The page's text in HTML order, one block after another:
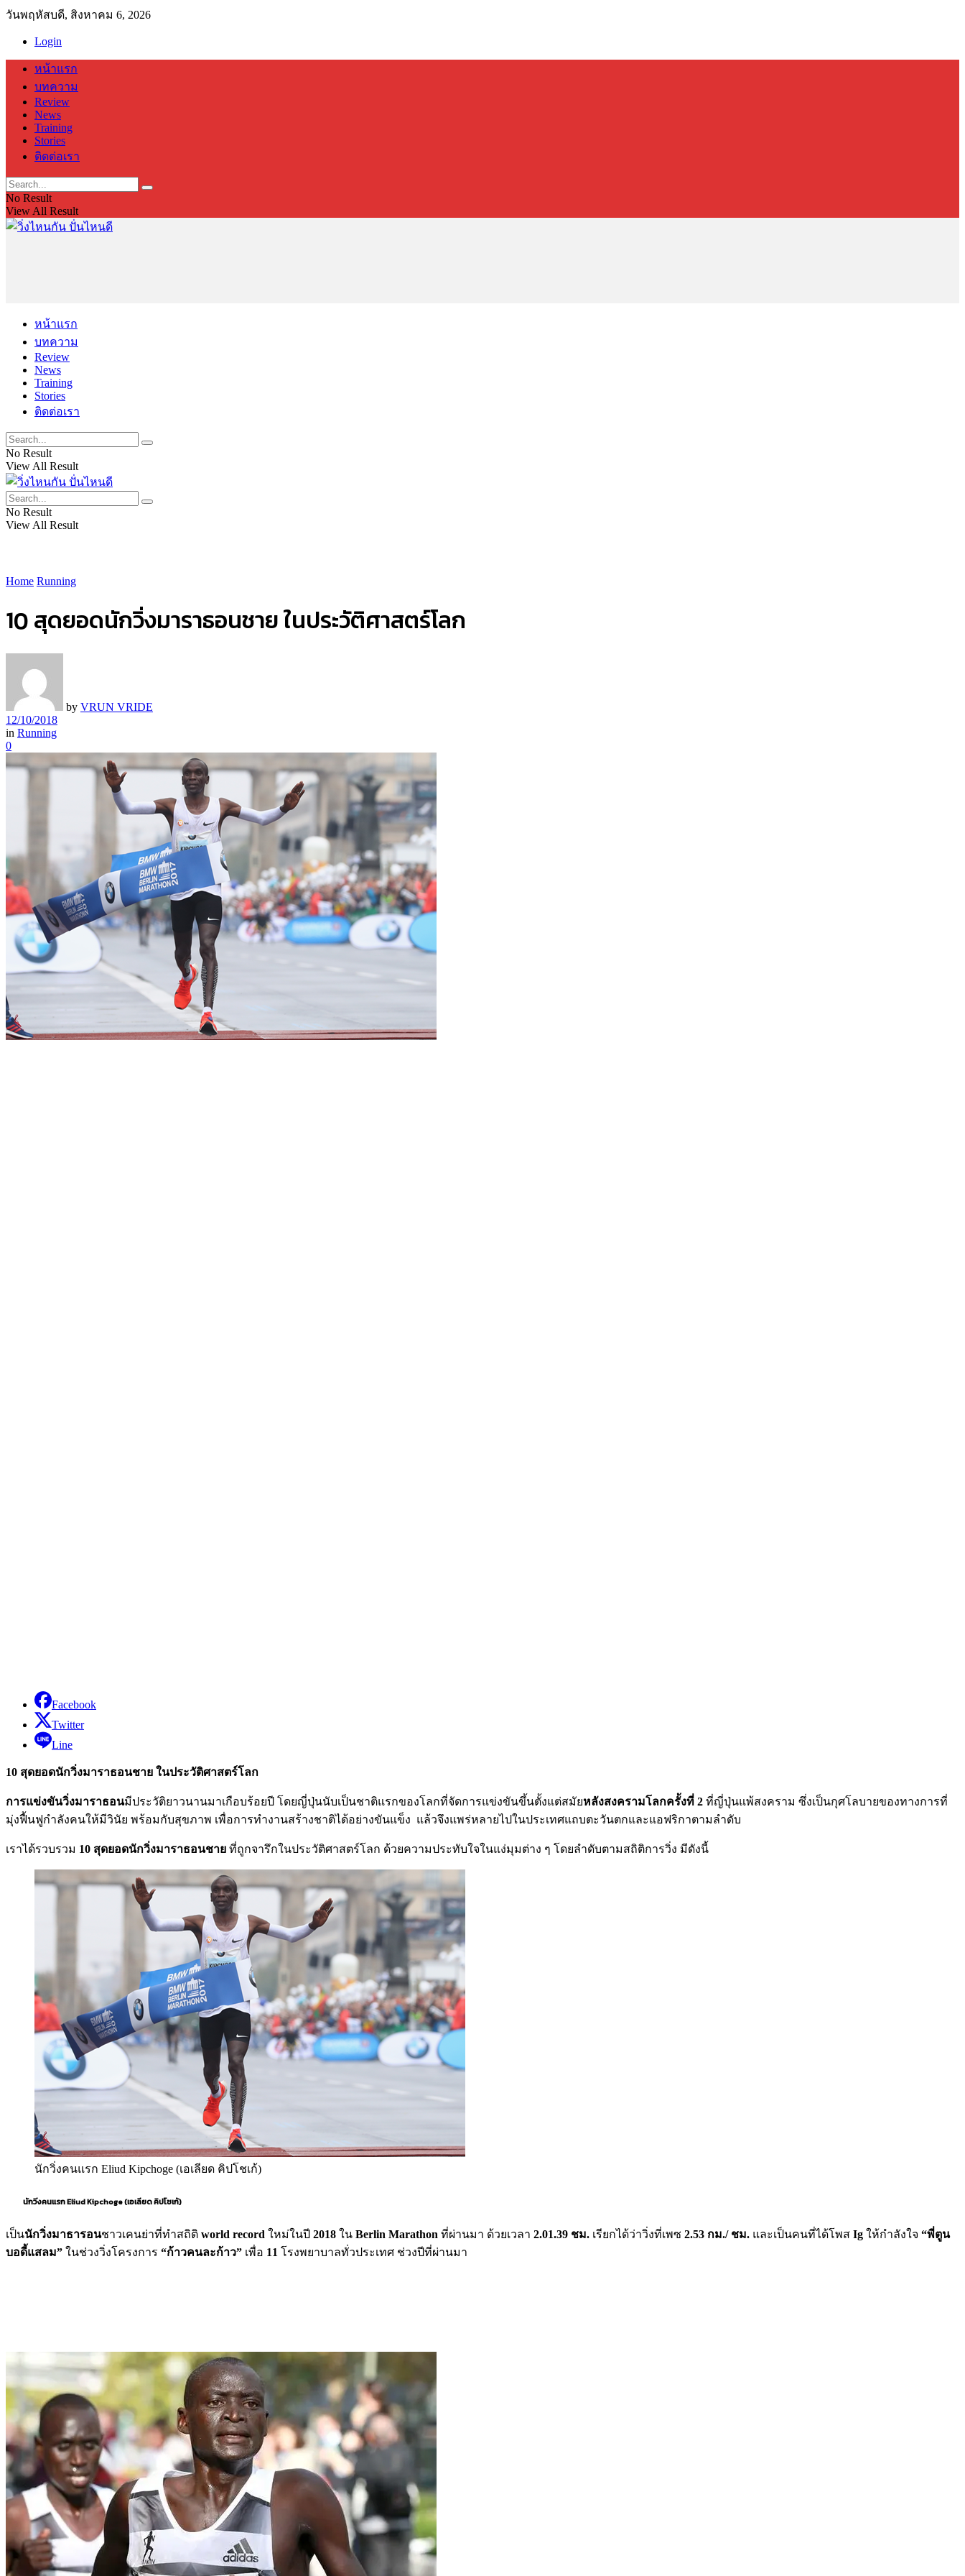
วันพฤหัสบดี, สิงหาคม 6, 2026
Login
หน้าแรก
บทความ
Review
News
Training
Stories
ติดต่อเรา
No Result
View All Result
หน้าแรก
บทความ
Review
News
Training
Stories
ติดต่อเรา
No Result
View All Result
No Result
View All Result
Home Running
10 สุดยอดนักวิ่งมาราธอนชาย ในประวัติศาสตร์โลก
by VRUN VRIDE
12/10/2018
in Running
0
Facebook
Twitter
Line
10 สุดยอดนักวิ่งมาราธอนชาย ในประวัติศาสตร์โลก
การแข่งขันวิ่งมาราธอนมีประวัติยาวนานมาเกือบร้อยปี โดยญี่ปุ่นนับเป็นชาติแรกของโลกที่จัดการแข่งขันขึ้นตั้งแต่สมัยหลังสงครามโลกครั้งที่ 2 ที่ญี่ปุ่นแพ้สงคราม ซึ่งเป็นกุศโลบายของทางการที่
มุ่งฟื้นฟูกำลังคนให้มีวินัย พร้อมกับสุขภาพ เพื่อการทำงานสร้างชาติได้อย่างขันแข็ง แล้วจึงแพร่หลายไปในประเทศแถบตะวันตกและแอฟริกาตามลำดับ
เราได้รวบรวม 10 สุดยอดนักวิ่งมาราธอนชาย ที่ถูกจารึกในประวัติศาสตร์โลก ด้วยความประทับใจในแง่มุมต่าง ๆ โดยลำดับตามสถิติการวิ่ง มีดังนี้
นักวิ่งคนแรก Eliud Kipchoge (เอเลียด คิปโชเก้)
นักวิ่งคนแรก Eliud Kipchoge (เอเลียด คิปโชเก้)
เป็นนักวิ่งมาธารอนชาวเคนย่าที่ทำสถิติ world record ใหม่ในปี 2018 ใน Berlin Marathon ที่ผ่านมา ด้วยเวลา 2.01.39 ชม. เรียกได้ว่าวิ่งที่เพซ 2.53 กม./ ชม. และเป็นคนที่ได้โพส Ig ให้กำลังใจ “พี่ตูน
บอดี้แสลม” ในช่วงวิ่งโครงการ “ก้าวคนละก้าว” เพื่อ 11 โรงพยาบาลทั่วประเทศ ช่วงปีที่ผ่านมา